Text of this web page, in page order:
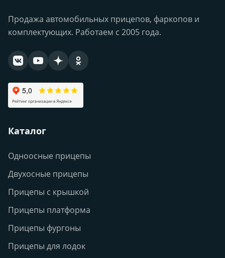
Продажа автомобильных прицепов, фаркопов и
комплектующих. Работаем с 2005 года.
Каталог
Одноосные прицепы
Двухосные прицепы
Прицепы с крышкой
Прицепы платформа
Прицепы фургоны
Прицепы для лодок